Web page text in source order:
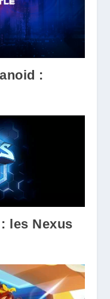
:
les Nexus